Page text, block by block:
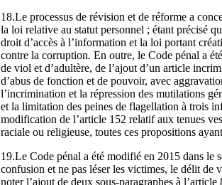
18.Le processus de révision et de réforme a
la loi relative au statut personnel ; étant précisé
droit d’accès à l’information et la loi portant
contre la corruption. En outre, le Code pénal a
de viol et d’adultère, de l’ajout d’un article
d’abus de fonction et de pouvoir, avec
l’incrimination et la répression des mutilations
et la limitation des peines de flagellation à trois
modification de l’article 152 relatif aux tenues
raciale ou religieuse, toutes ces propositions
19.Le Code pénal a été modifié en 2015 dans le
confusion et ne pas léser les victimes, le délit de
noter l’ajout de deux sous-paragraphes à